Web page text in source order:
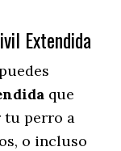
Extendida
que
tu perro a
o incluso